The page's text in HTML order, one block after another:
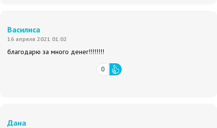
Василиса
16 апреля 2021 01:02
благодарю за много денег!!!!!!!!
0
Дана